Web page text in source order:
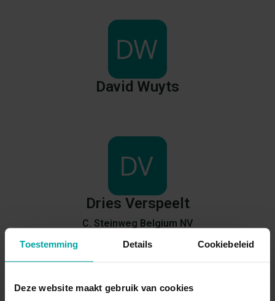
Toestemming Details Cookiebeleid
Deze website maakt gebruik van cookies
David Wuyts
Dries Verspeelt
C. Steinweg Belgium NV